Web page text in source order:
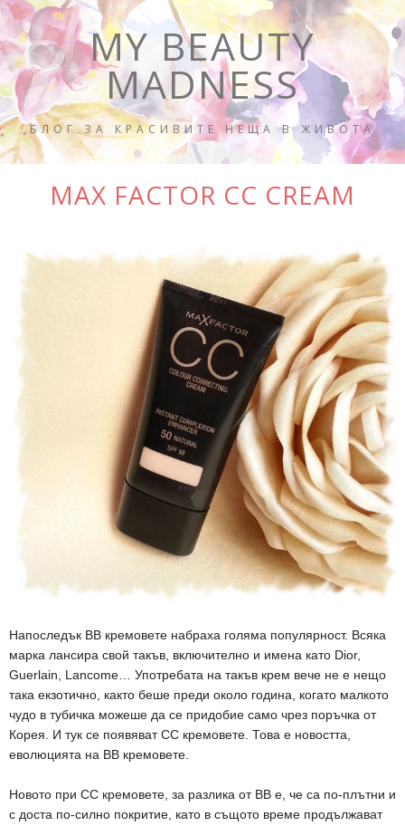
MY BEAUTY
MADNESS
БЛОГ ЗА КРАСИВИТЕ НЕЩА В ЖИВОТА
MAX FACTOR CC CREAM
Напоследък BB кремовете набраха голяма популярност. Всяка
марка лансира свой такъв, включително и имена като Dior,
Guerlain, Lancome… Употребата на такъв крем вече не е нещо
така екзотично, както беше преди около година, когато малкото
чудо в тубичка можеше да се придобие само чрез поръчка от
Корея. И тук се появяват CC кремовете. Това е новостта,
еволюцията на ВВ кремовете.
Новото при СС кремовете, за разлика от ВВ е, че са по-плътни и
с доста по-силно покритие, като в същото време продължават